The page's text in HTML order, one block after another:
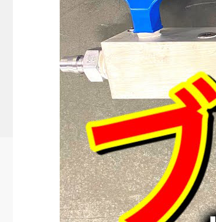
【機械と職人の
で！埃から守る
投稿日時 2025/08/04 01:34 更新日